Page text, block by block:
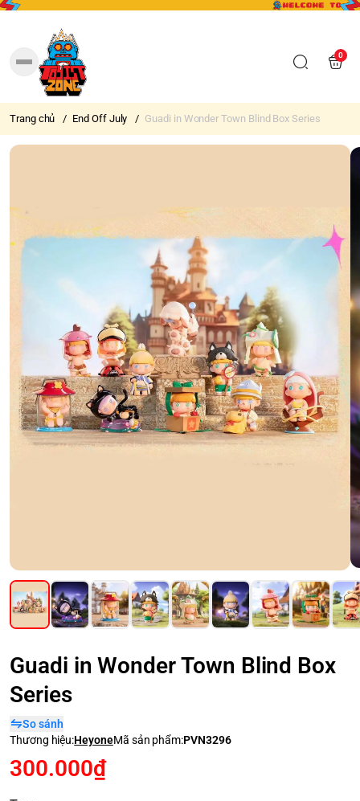
0
Trang chủ / End Off July / Guadi in Wonder Town Blind Box Series
Guadi in Wonder Town Blind Box
Series
So sánh
Thương hiệu:HeyoneMã sản phẩm:PVN3296
300.000₫